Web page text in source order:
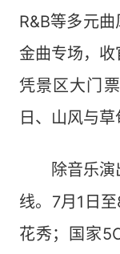
R&B等多元
金曲专场，
凭景区大门
日、山风与草
除音乐演出
线。7月1日
花秀；国家